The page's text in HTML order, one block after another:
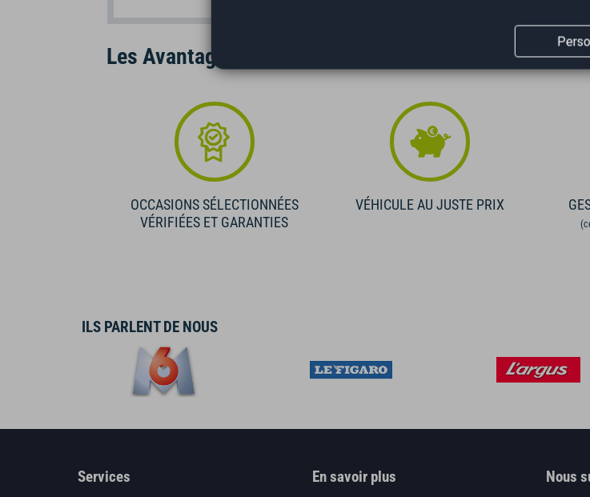
Les Avantages AutoEasy
OCCASIONS SÉLECTIONNÉES
VÉRIFIÉES ET GARANTIES
VÉHICULE AU JUSTE PRIX
ILS PARLENT DE NOUS
Services En savoir plus Nous